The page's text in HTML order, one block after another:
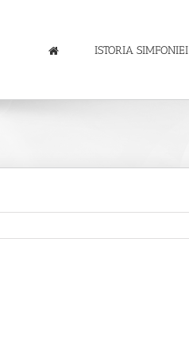
ISTORIA SIMFONIEI